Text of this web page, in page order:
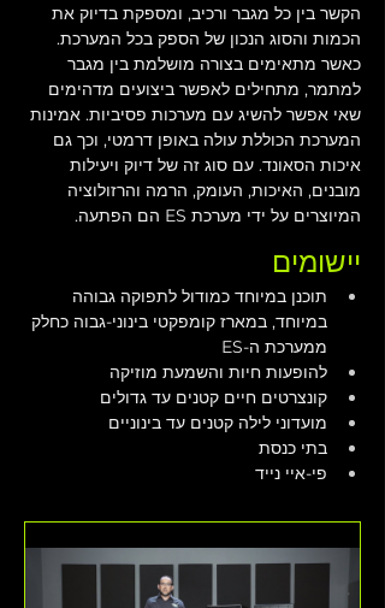
הקשר בין כל מגבר ורכיב, ומספקת בדיוק את
הכמות והסוג הנכון של הספק בכל המערכת.
כאשר מתאימים בצורה מושלמת בין מגבר
למתמר, מתחילים לאפשר ביצועים מדהימים
שאי אפשר להשיג עם מערכות פסיביות. אמינות
המערכת הכוללת עולה באופן דרמטי, וכך גם
איכות הסאונד. עם סוג זה של דיוק ויעילות
מובנים, האיכות, העומק, הרמה והרזולוציה
המיוצרים על ידי מערכת ES הם הפתעה.
יישומים
תוכנן במיוחד כמודול לתפוקה גבוהה
במיוחד, במארז קומפקטי בינוני-גבוה כחלק
ממערכת ה-ES
להופעות חיות והשמעת מוזיקה
קונצרטים חיים קטנים עד גדולים
מועדוני לילה קטנים עד בינוניים
בתי כנסת
פי-איי נייד